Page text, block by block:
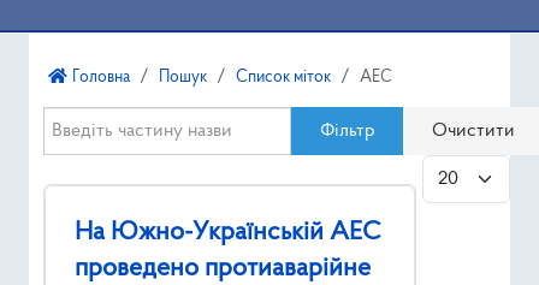
Діяльність
Ресурси
Публічна інформація
Головна Пошук Список міток АЕС
Введіть частину назви
Фільтр
Очистити
Показувати
На Южно-Українській АЕС
проведено протиаварійне